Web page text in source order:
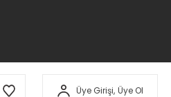
Üye Girişi, Üye Ol